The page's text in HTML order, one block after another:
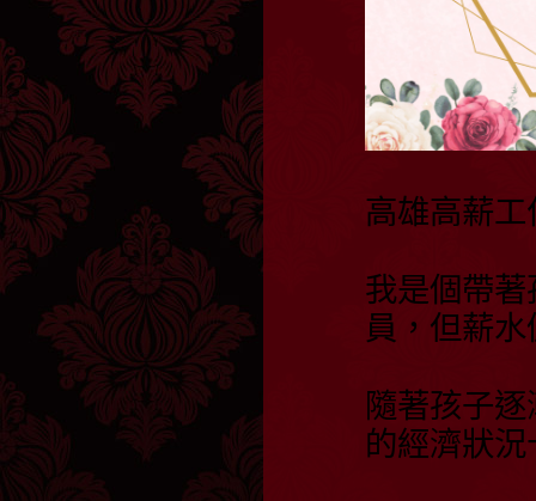
高雄高薪
我是個帶
員，但薪
隨著孩子
的經濟狀